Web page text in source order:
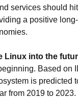
services should
a positive
Linux into the
Based on
is predicted
from 2019 to